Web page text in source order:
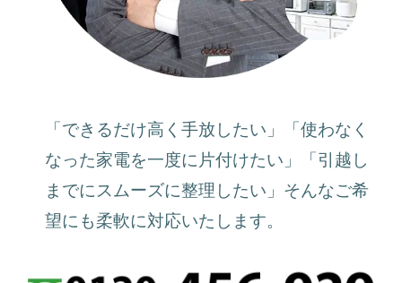
「できるだけ高く手放したい」「使わなく
なった家電を一度に片付けたい」「引越し
までにスムーズに整理したい」そんなご希
望にも柔軟に対応いたします。